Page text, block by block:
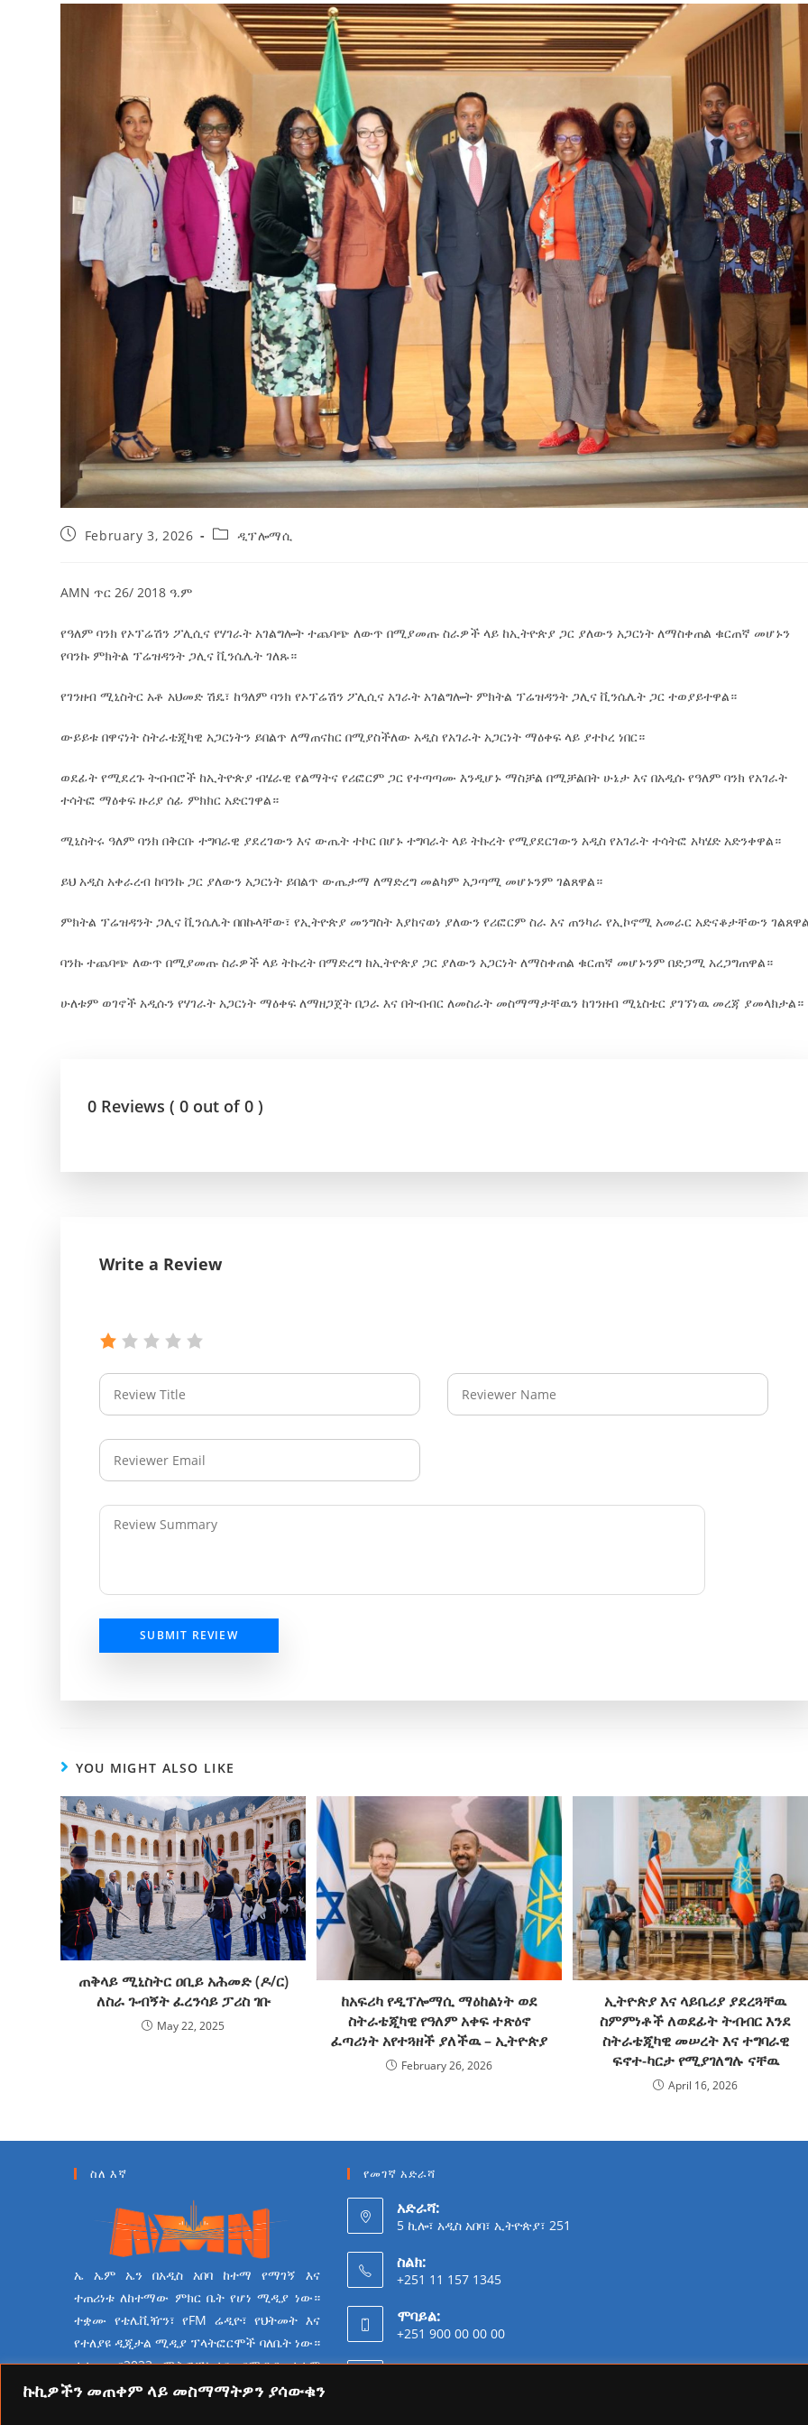
ኩኪዎችን መጠቀም ላይ መስማማትዎን ያሳውቁን
ብልፅግና ፓርቲ የምርጫ ውክልናውን ወደ
ተጨባጭ የልማት ስኬቶች ለመቀየር እየሰራ ነው
August 7, 2026
ኢትዮጵያ የቀጣናውን ኢኮኖሚያዊ ገጽታ በአዲስ
መልኩ እየቀረጸች ነው-ፈርስት ፖስት
August 7, 2026
2ኛው የአዲስ ሚዲያ ኔትዎርክ አመራሮች እና
ሠራተኞች ስፖርት ፌስቲቫል በቴሌቪዥን ዘርፍ
አሸናፊነት ተጠናቀቀ
August 1, 2026
ተቃውሞ የበዛበት የፊፋ አዲሱ እቅድ
አዲስ ሚዲያ ኔትዎርክ በይዘት ስራዎቹ
ትርክትን በማረም እና የወል ትርክትን
ሃላፊነቱን እየተወጣ ይገኛል
AmnAdmin October 17, 2025
February 3, 2026 ዲፕሎማሲ
AMN ጥር 26/ 2018 ዓ.ም
የዓለም ባንክ የኦፕሬሽን ፖሊሲና የሃገራት አገልግሎት ተጨባጭ ለውጥ በሚያመጡ ስራዎች ላይ ከኢትዮጵያ ጋር ያለውን አጋርነት ለማስቀጠል ቁርጠኛ መሆኑን
የባንኩ ምክትል ፕሬዝዳንት ጋሊና ቪንሴሌት ገለጹ።
የገንዘብ ሚኒስትር አቶ አህመድ ሽዴ፣ ከዓለም ባንክ የኦፕሬሽን ፖሊሲና አገራት አገልግሎት ምክትል ፕሬዝዳንት ጋሊና ቪንሴሌት ጋር ተወያይተዋል።
ውይይቱ በዋናነት ስትራቴጂካዊ አጋርነትን ይበልጥ ለማጠናከር በሚያስችለው አዲስ የአገራት አጋርነት ማዕቀፍ ላይ ያተኮረ ነበር።
ወደፊት የሚደረጉ ትብብሮች ከኢትዮጵያ ብሄራዊ የልማትና የሪፎርም ጋር የተጣጣሙ እንዲሆኑ ማስቻል በሚቻልበት ሁኔታ እና በአዲሱ የዓለም ባንክ የአገራት
ተሳትፎ ማዕቀፍ ዙሪያ ሰፊ ምክክር አድርገዋል።
ሚኒስትሩ ዓለም ባንክ በቅርቡ ተግባራዊ ያደረገውን እና ውጤት ተኮር በሆኑ ተግባራት ላይ ትኩረት የሚያደርገውን አዲስ የአገራት ተሳትፎ አካሄድ አድንቀዋል።
ይህ አዲስ አቀራረብ ከባንኩ ጋር ያለውን አጋርነት ይበልጥ ውጤታማ ለማድረግ መልካም አጋጣሚ መሆኑንም ገልጸዋል።
ምክትል ፕሬዝዳንት ጋሊና ቪንሴሌት በበኩላቸው፣ የኢትዮጵያ መንግስት እያከናወነ ያለውን የሪፎርም ስራ እና ጠንካራ የኢኮኖሚ አመራር አድናቆታቸውን
ባንኩ ተጨባጭ ለውጥ በሚያመጡ ስራዎች ላይ ትኩረት በማድረግ ከኢትዮጵያ ጋር ያለውን አጋርነት ለማስቀጠል ቁርጠኛ መሆኑንም በድጋሚ አረጋግጠዋል።
ሁለቱም ወገኖች አዲሱን የሃገራት አጋርነት ማዕቀፍ ለማዘጋጀት በጋራ እና በትብብር ለመስራት መስማማታቸዉን ከገንዘብ ሚኒስቴር ያገኘነዉ መረጃ ያመላክታል።
0 Reviews ( 0 out of 0 )
Write a Review
SUBMIT REVIEW
YOU MIGHT ALSO LIKE
ጠቅላይ ሚኒስትር ዐቢይ አሕመድ (ዶ/ር)
ለስራ ጉብኝት ፈረንሳይ ፓሪስ ገቡ
May 22, 2025
ከአፍሪካ የዲፕሎማሲ ማዕከልነት ወደ
ስትራቴጂካዊ የዓለም አቀፍ ተጽዕኖ
ፈጣሪነት አየተጓዘች ያለችዉ – ኢትዮጵያ
February 26, 2026
ኢትዮጵያ እና ላይቤሪያ ያደረጓቸዉ
ስምምነቶች ለወደፊት ትብብር እንደ
ስትራቴጂካዊ መሠረት እና ተግባራዊ
ፍኖተ-ካርታ የሚያገለግሉ ናቸዉ
April 16, 2026
ስለ እኛ
ኤ ኤም ኤን በአዲስ አበባ ከተማ የማገኝ እና
ተጠሪነቱ ለከተማው ምክር ቤት የሆነ ሚዲያ ነው።
ተቋሙ የቴሌቪዥን፣ የFM ሬዲዮ፣ የህትመት እና
የተለያዩ ዲጂታል ሚዲያ ፕላትፎርሞች ባለቤት ነው።
ተቋሙ በ2023 ሜትሮፖሊታን የሚዲያ ተቋም
የመሆን ራዕይ ሰንቆ የይዘት
የመገኛ አድራሻ
አድራሻ:
5 ኪሎ፣ አዲስ አበባ፣ ኢትዮጵያ፣ 251
ስልክ:
+251 11 157 1345
ሞባይል:
+251 900 00 00 00
ፋክስ: